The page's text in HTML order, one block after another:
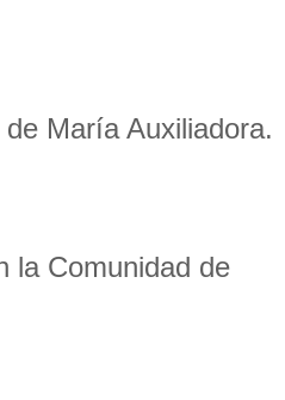
María Auxiliadora.
la Comunidad de